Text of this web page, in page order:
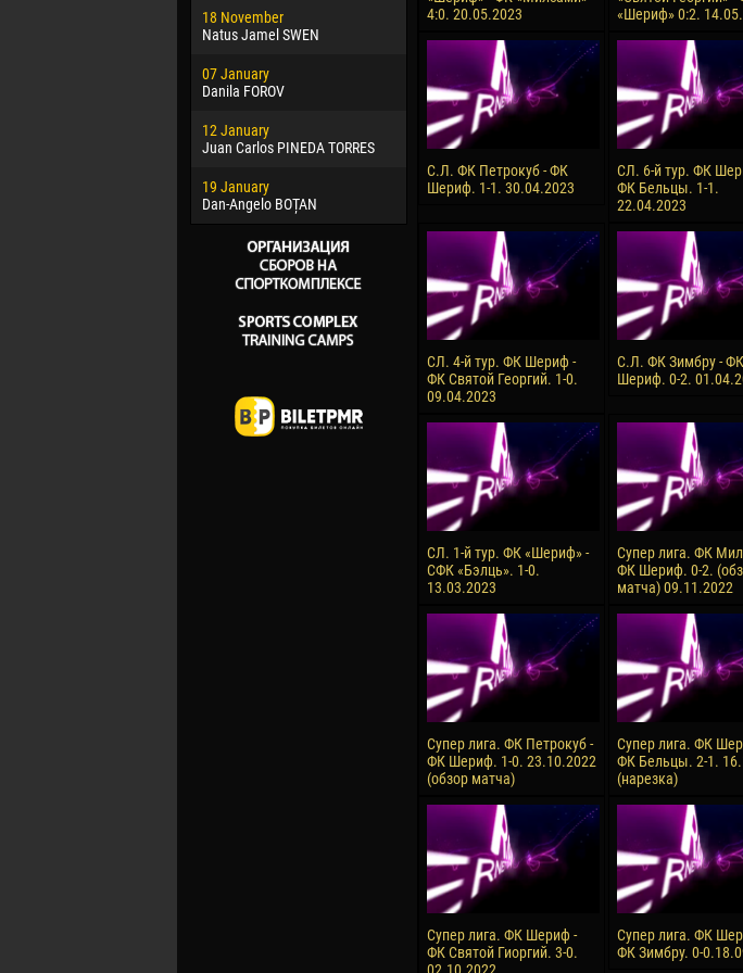
18 November
Natus Jamel SWEN
07 January
Danila FOROV
12 January
Juan Carlos PINEDA TORRES
19 January
Dan-Angelo BOȚAN
Jayder Moreno ASPRILLA
22 March
Samba KONÉ
26 March
Vitor Hugo Morais de OLIVEIRA
28 March
Raí LOPES DE OLIVEIRA
Soumaila
10 July
Bourama FOMBA
15 July
Ivan DYULGEROV
17 July
Jair Ameth
4:0. 20.05.2023
«Шериф» 0:2.
С.Л. ФК Петрокуб - ФК
Шериф. 1-1. 30.04.2023
СЛ. 6-й тур. ФК
ФК Бельцы. 1-1.
22.04.2023
СЛ. 4-й тур. ФК Шериф -
ФК Святой Георгий. 1-0.
09.04.2023
С.Л. ФК Зимбру - ФК
Шериф. 0-2.
СЛ. 1-й тур. ФК «Шериф» -
СФК «Бэлць». 1-0.
13.03.2023
Супер лига. ФК
ФК Шериф. 0-2.
матча) 09.11.2022
Супер лига. ФК Петрокуб -
ФК Шериф. 1-0. 23.10.2022
(обзор матча)
Супер лига. ФК
ФК Бельцы. 2-1.
(нарезка)
Супер лига. ФК Шериф -
ФК Святой Гиоргий. 3-0.
Супер лига. ФК
ФК Зимбру. 0-